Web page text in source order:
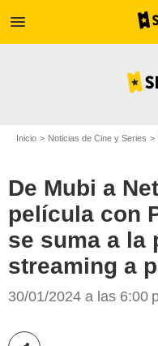
menu
Inicio Noticias de Cine y Series
De Mubi a
película con
se suma a la
streaming a
30/01/2024 a las 6:00